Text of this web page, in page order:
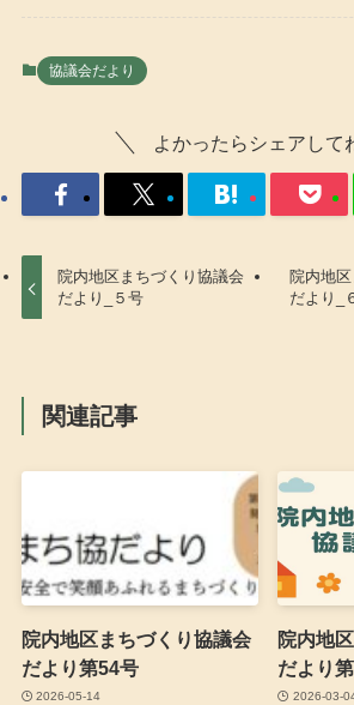
協議会だより
よかったらシェアして
院内地区まちづくり協議会
だより_５号
院内地
だより_
関連記事
院内地区まちづくり協議会
だより第54号
2026-05-14
院内地
だより
2026-03-